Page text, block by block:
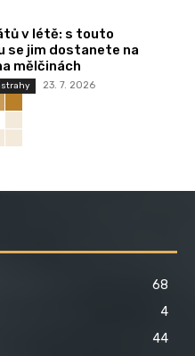
v létě: s touto
se jim dostanete na
mělčinách
23. 7. 2026
68
4
44